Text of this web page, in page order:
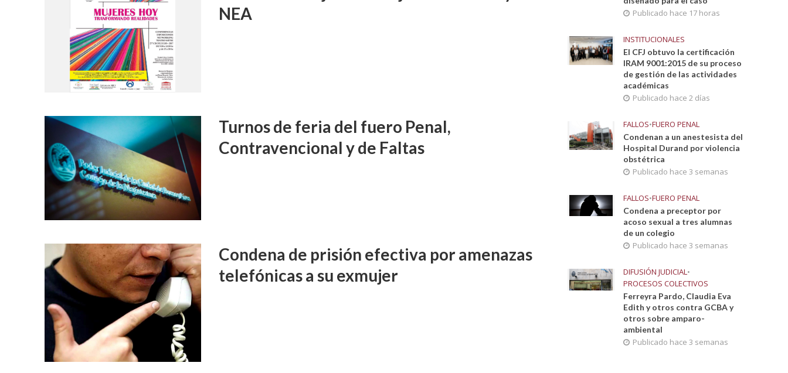
NEA
Turnos de feria del fuero Penal,
Contravencional y de Faltas
Condena de prisión efectiva por amenazas
telefónicas a su exmujer
Publicado hace 17 horas
INSTITUCIONALES
El CFJ obtuvo la certificación
IRAM 9001:2015 de su proceso
de gestión de las actividades
académicas
Publicado hace 2 días
FALLOS•FUERO PENAL
Condenan a un anestesista del
Hospital Durand por violencia
obstétrica
Publicado hace 3 semanas
FALLOS•FUERO PENAL
Condena a preceptor por
acoso sexual a tres alumnas
de un colegio
Publicado hace 3 semanas
DIFUSIÓN JUDICIAL•
PROCESOS COLECTIVOS
Ferreyra Pardo, Claudia Eva
Edith y otros contra GCBA y
otros sobre amparo-
ambiental
Publicado hace 3 semanas